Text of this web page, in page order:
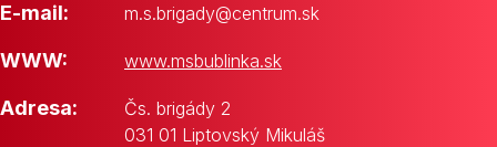
E-mail: m.s.brigady@centrum.sk
WWW: www.msbublinka.sk
Adresa:
Čs. brigády 2
031 01 Liptovský Mikuláš